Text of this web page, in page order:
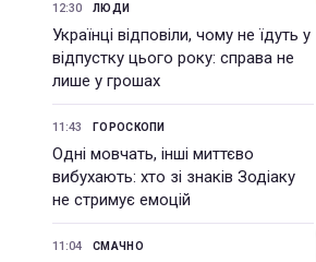
12:30 ЛЮДИ
Українці відповіли, чому не їдуть у
відпустку цього року: справа не
лише у грошах
11:43 ГОРОСКОПИ
Одні мовчать, інші миттєво
вибухають: хто зі знаків Зодіаку
не стримує емоцій
11:04 СМАЧНО